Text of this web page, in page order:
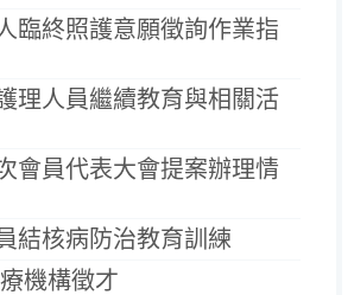
臨終照護意願徵詢作業指
理人員繼續教育與相關活
會員代表大會提案辦理情
結核病防治教育訓練
機構徵才